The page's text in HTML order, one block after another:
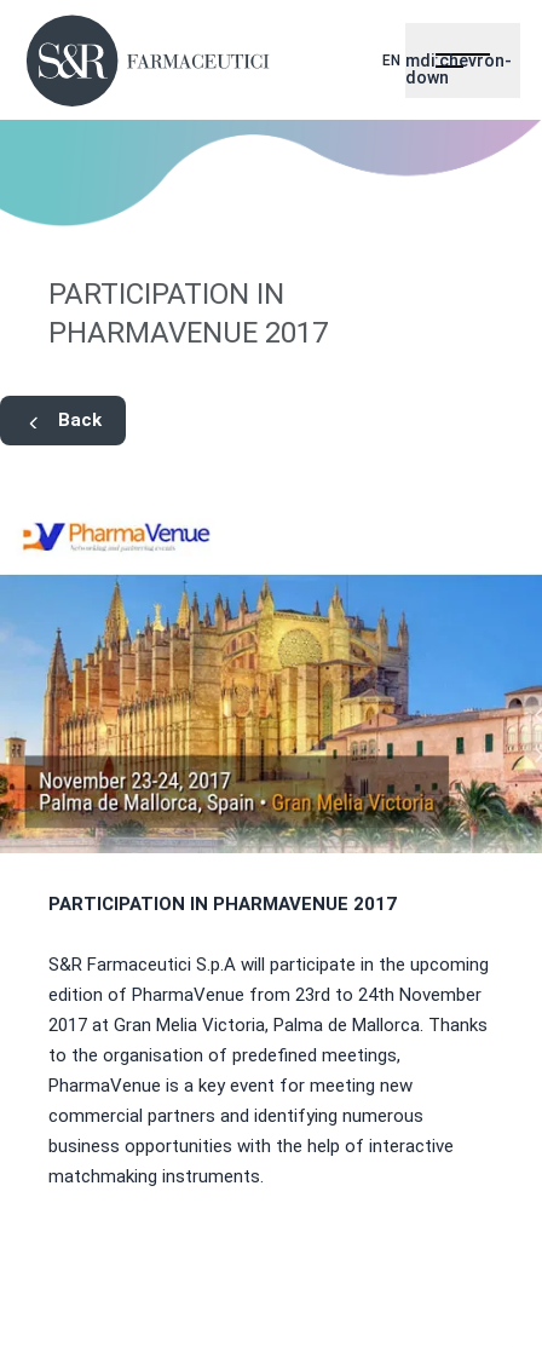
EN mdi:chevron-
down
PARTICIPATION IN
PHARMAVENUE 2017
Back
PARTICIPATION IN PHARMAVENUE 2017
S&R Farmaceutici S.p.A will participate in the upcoming
edition of PharmaVenue from 23rd to 24th November
2017 at Gran Melia Victoria, Palma de Mallorca. Thanks
to the organisation of predefined meetings,
PharmaVenue is a key event for meeting new
commercial partners and identifying numerous
business opportunities with the help of interactive
matchmaking instruments.